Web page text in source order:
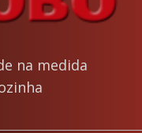
na medida